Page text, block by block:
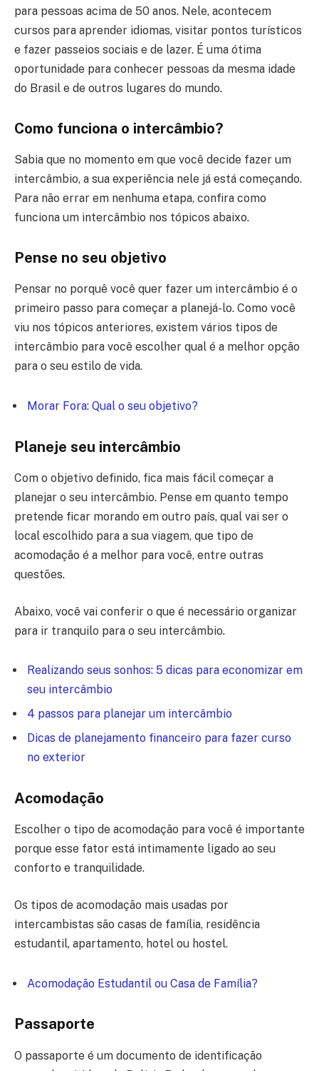
para pessoas acima de 50 anos. Nele, acontecem
cursos para aprender idiomas, visitar pontos turísticos
e fazer passeios sociais e de lazer. É uma ótima
oportunidade para conhecer pessoas da mesma idade
do Brasil e de outros lugares do mundo.
Como funciona o intercâmbio?
Sabia que no momento em que você decide fazer um
intercâmbio, a sua experiência nele já está começando.
Para não errar em nenhuma etapa, confira como
funciona um intercâmbio nos tópicos abaixo.
Pense no seu objetivo
Pensar no porquê você quer fazer um intercâmbio é o
primeiro passo para começar a planejá-lo. Como você
viu nos tópicos anteriores, existem vários tipos de
intercâmbio para você escolher qual é a melhor opção
para o seu estilo de vida.
Morar Fora: Qual o seu objetivo?
Planeje seu intercâmbio
Com o objetivo definido, fica mais fácil começar a
planejar o seu intercâmbio. Pense em quanto tempo
pretende ficar morando em outro país, qual vai ser o
local escolhido para a sua viagem, que tipo de
acomodação é a melhor para você, entre outras
questões.
Abaixo, você vai conferir o que é necessário organizar
para ir tranquilo para o seu intercâmbio.
Realizando seus sonhos: 5 dicas para economizar em
seu intercâmbio
4 passos para planejar um intercâmbio
Dicas de planejamento financeiro para fazer curso
no exterior
Acomodação
Escolher o tipo de acomodação para você é importante
porque esse fator está intimamente ligado ao seu
conforto e tranquilidade.
Os tipos de acomodação mais usadas por
intercambistas são casas de família, residência
estudantil, apartamento, hotel ou hostel.
Acomodação Estudantil ou Casa de Família?
Passaporte
O passaporte é um documento de identificação